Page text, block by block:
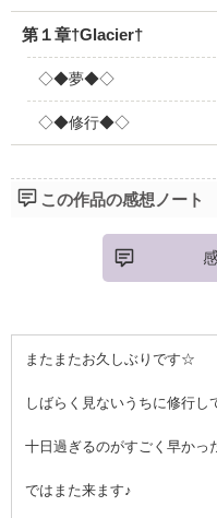
第１章†Glacier†
◇◆夢◆◇
◇◆修行◆◇
この作品の感想ノート
またまたお久しぶりです☆
しばらく見ないうちに修行し
十日過ぎるのがすごく早かっ
ではまた来ます♪